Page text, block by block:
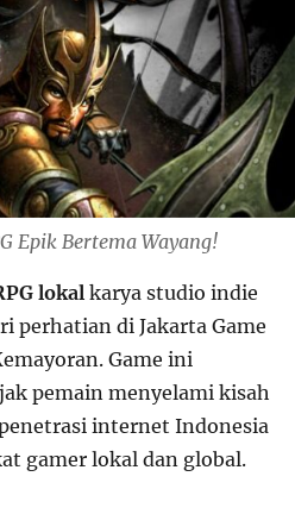
Epik Bertema Wayang!
lokalkarya studio indie
perhatian di Jakarta Game
Game ini
pemain menyelami kisah
internet Indonesia
gamer lokal dan global.